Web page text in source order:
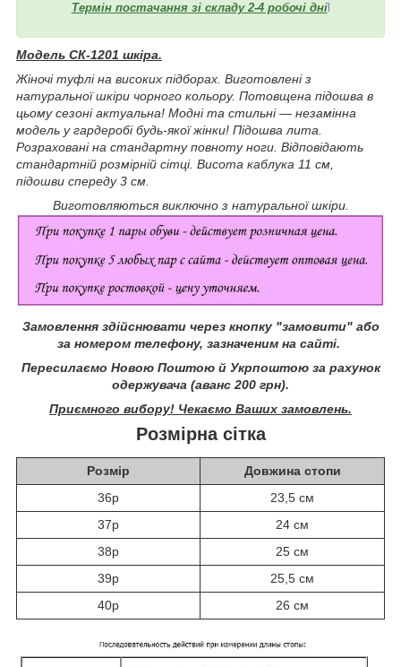
Термін постачання зі складу 2-4 робочі дніl
Модель СК-1201 шкіра.
Жіночі туфлі на високих підборах. Виготовлені з
натуральної шкіри чорного кольору. Потовщена підошва в
цьому сезоні актуальна! Модні та стильні — незамінна
модель у гардеробі будь-якої жінки! Підошва лита.
Розраховані на стандартну повноту ноги. Відповідають
стандартній розмірній сітці. Висота каблука 11 см,
підошви спереду 3 см.
Виготовляються виключно з натуральної шкіри.
Замовлення здійснювати через кнопку "замовити" або
за номером телефону, зазначеним на сайті.
Пересилаємо Новою Поштою й Укрпоштою за рахунок
одержувача (аванс 200 грн).
Приємного вибору! Чекаємо Ваших замовлень.
Розмірна сітка
Розмір
Довжина стопи
36р
23,5 см
37р
24 см
38р
25 см
39р
25,5 см
40р
26 см